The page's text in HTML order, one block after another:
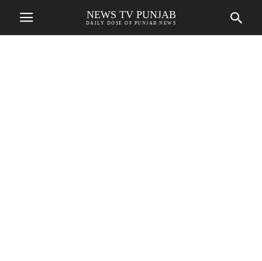
NEWS TV PUNJAB
DAILY DOSE OF PUNJAB NEWS